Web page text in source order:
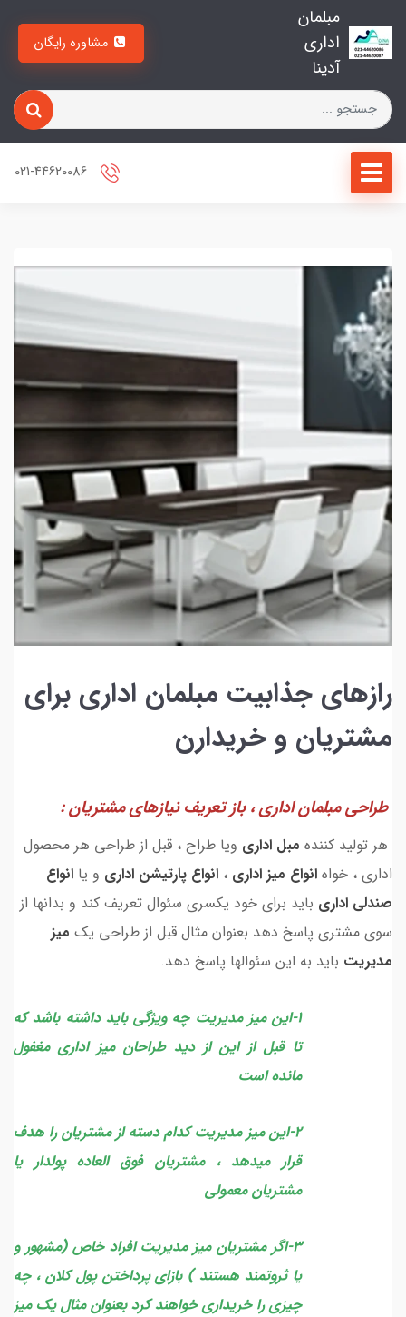
مبلمان
اداری
آدینا
رازهای جذابیت مبلمان اداری برای
مشتریان و خریدارن
طراحی مبلمان اداری ، باز تعریف نیازهای مشتریان :
هر تولید کننده مبل اداری ویا طراح ، قبل از طراحی هر محصول
اداری ، خواه انواع میز اداری ، انواع پارتیشن اداری و یا انواع
صندلی اداری باید برای خود یکسری سئوال تعریف کند و بدانها از
سوی مشتری پاسخ دهد بعنوان مثال قبل از طراحی یک میز
مدیریت باید به این سئوالها پاسخ دهد.
1-این میز مدیریت چه ویژگی باید داشته باشد که
تا قبل از این از دید طراحان میز اداری مغفول
مانده است
2-این میز مدیریت کدام دسته از مشتریان را هدف
قرار میدهد ، مشتریان فوق العاده پولدار یا
مشتریان معمولی
3-اگر مشتریان میز مدیریت افراد خاص (مشهور و
یا ثروتمند هستند ) بازای پرداختن پول کلان ، چه
چیزی را خریداری خواهند کرد بعنوان مثال یک میز